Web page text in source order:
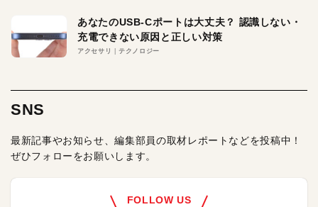
あなたのUSB-Cポートは大丈夫？ 認識しない・
充電できない原因と正しい対策
アクセサリ テクノロジー
SNS
最新記事やお知らせ、編集部員の取材レポートなどを投稿中！
ぜひフォローをお願いします。
FOLLOW US